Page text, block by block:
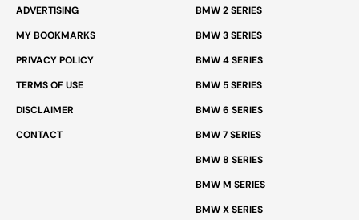
ADVERTISING
MY BOOKMARKS
PRIVACY POLICY
TERMS OF USE
DISCLAIMER
CONTACT
BMW 2 SERIES
BMW 3 SERIES
BMW 4 SERIES
BMW 5 SERIES
BMW 6 SERIES
BMW 7 SERIES
BMW 8 SERIES
BMW M SERIES
BMW X SERIES